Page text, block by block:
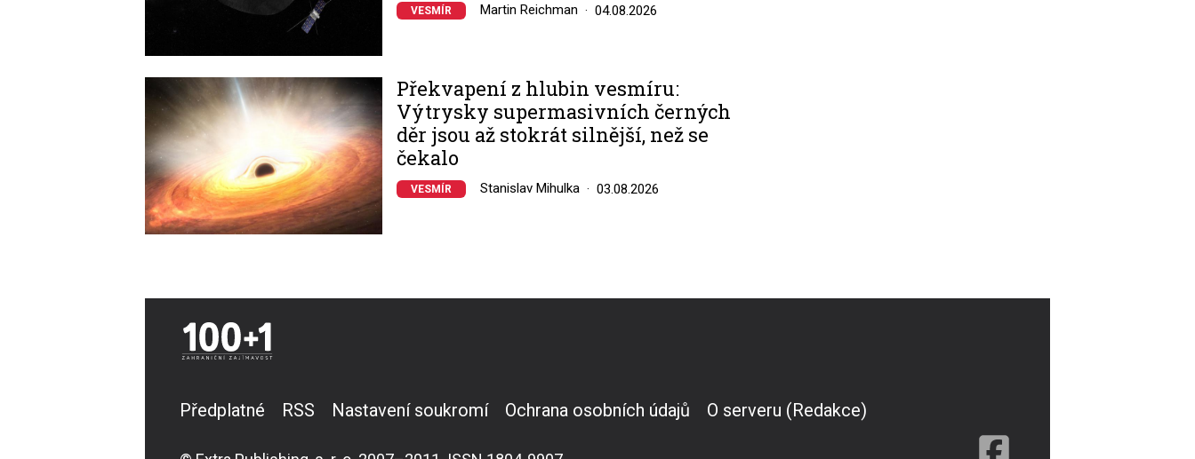
VESMÍR Martin Reichman 04.08.2026
Překvapení z hlubin vesmíru:
Výtrysky supermasivních černých
děr jsou až stokrát silnější, než se
čekalo
VESMÍR Stanislav Mihulka 03.08.2026
Předplatné RSS Nastavení soukromí Ochrana osobních údajů O serveru (Redakce)